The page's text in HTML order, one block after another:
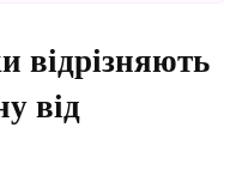
відрізняють
від